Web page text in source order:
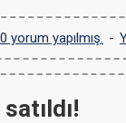
0 yorum yapılmış. -